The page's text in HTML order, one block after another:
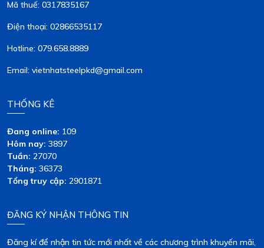
Mã thuế: 0317835167
Điện thoại: 02866535117
Hotline: 079.658.8889
Email: vietnhatsteelpkd@gmail.com
THỐNG KÊ
Đang online:109
Hôm nay:3897
Tuần:27070
Tháng:36373
Tổng truy cập:2901871
ĐĂNG KÝ NHẬN THÔNG TIN
Đăng kí để nhận tin tức mới nhất về các chương trình khuyến mãi,